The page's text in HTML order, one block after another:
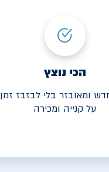
הכי נוצץ
ומאובזר בלי לבזבז זמן
על קנייה ומכירה
החל מ- 3,190